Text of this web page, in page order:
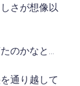
さが想像以
のかなと...
通り越して